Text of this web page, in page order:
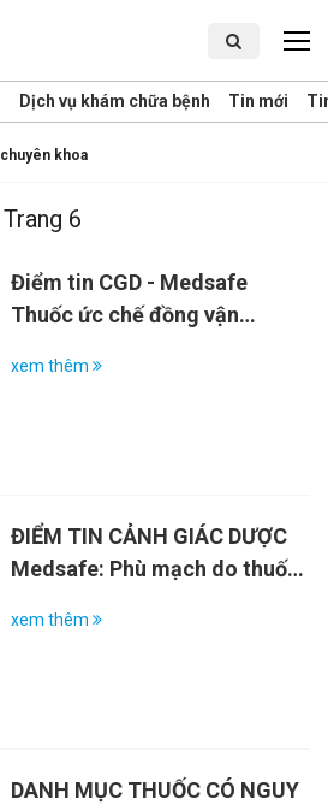
Dịch vụ khám chữa bệnh Tin mới
khoa
6
Điểm tin CGD - Medsafe
Thuốc ức chế đồng vận
(SGLT2) và nguy cơ tiềm ẩn
xem thêm
ĐIỂM TIN CẢNH GIÁC DƯỢC
Medsafe: Phù mạch do thuốc
thể gây tử vong
xem thêm
DANH MỤC THUỐC CÓ NGUY